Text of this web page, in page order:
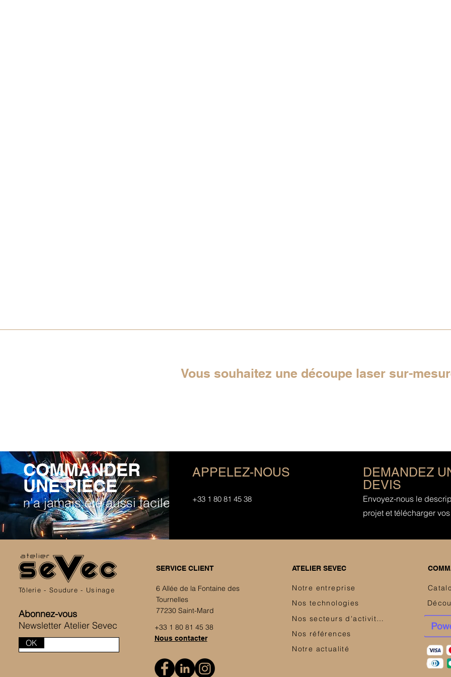
Vous souhaitez une découpe laser sur-
COMMANDER
UNE PIÈCE
n'a jamais été aussi facile
APPELEZ-NOUS
+33 1 80 81 45 38
DEMANDEZ
DEVIS
Envoyez-nous le
projet et télécharger
Tôlerie - Soudure - Usinage
Abonnez-vous
Newsletter Atelier Sevec
OK
SERVICE CLIENT
6 Allée de la Fontaine des
Tournelles
77230 Saint-Mard
+33 1 80 81 45 38
Nous contacter
ATELIER SEVEC
Notre entreprise
Nos technologies
Nos secteurs d'activités
Nos références
Notre actualité